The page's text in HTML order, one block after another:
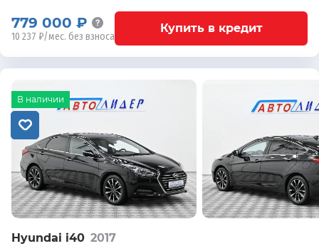
Купить в кредит
779 000 ₽
10 237 ₽/мес. без взноса
Hyundai i40 2017
В наличии